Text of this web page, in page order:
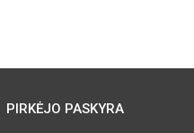
PIRKĖJO PASKYRA